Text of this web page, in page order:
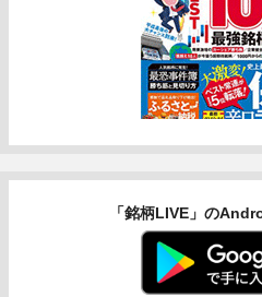
「銘柄LIVE」の